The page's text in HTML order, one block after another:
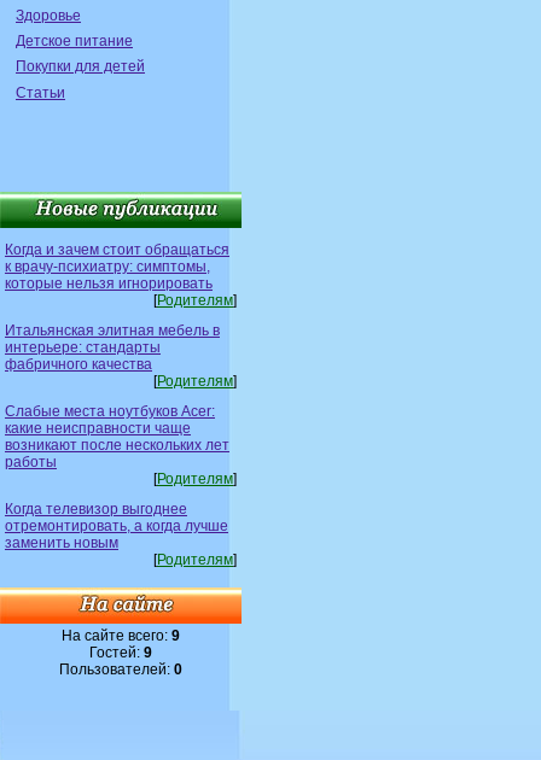
Здоровье
Детское питание
Покупки для детей
Статьи
Когда и зачем стоит обращаться
к врачу-психиатру: симптомы,
которые нельзя игнорировать
[Родителям]
Итальянская элитная мебель в
интерьере: стандарты
фабричного качества
[Родителям]
Слабые места ноутбуков Acer:
какие неисправности чаще
возникают после нескольких лет
работы
[Родителям]
Когда телевизор выгоднее
отремонтировать, а когда лучше
заменить новым
[Родителям]
На сайте всего: 9
Гостей: 9
Пользователей: 0